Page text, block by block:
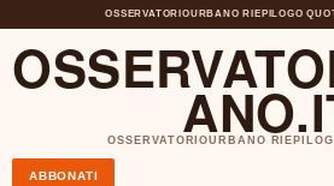
OSSERVATORIOURBANO RIEPILOGO
OSSERVATORIOURBANO
ABBONATI